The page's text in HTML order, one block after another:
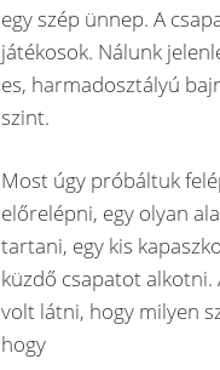
egy szép ünnep. A
játékosok. Nálunk
es, harmadosztályú
szint.
Most úgy próbáltuk
előrelépni, egy olyan
tartani, egy kis
küzdő csapatot alkotni.
volt látni, hogy milyen
hogy